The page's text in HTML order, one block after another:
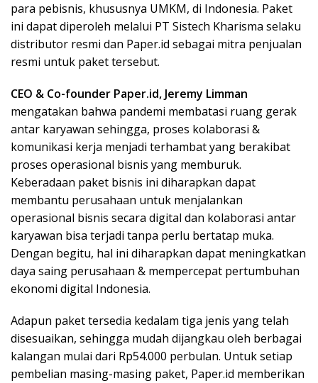
para pebisnis, khususnya UMKM, di Indonesia. Paket
ini dapat diperoleh melalui PT Sistech Kharisma selaku
distributor resmi dan Paper.id sebagai mitra penjualan
resmi untuk paket tersebut.
CEO & Co-founder Paper.id, Jeremy Limman
mengatakan bahwa pandemi membatasi ruang gerak
antar karyawan sehingga, proses kolaborasi &
komunikasi kerja menjadi terhambat yang berakibat
proses operasional bisnis yang memburuk.
Keberadaan paket bisnis ini diharapkan dapat
membantu perusahaan untuk menjalankan
operasional bisnis secara digital dan kolaborasi antar
karyawan bisa terjadi tanpa perlu bertatap muka.
Dengan begitu, hal ini diharapkan dapat meningkatkan
daya saing perusahaan & mempercepat pertumbuhan
ekonomi digital Indonesia.
Adapun paket tersedia kedalam tiga jenis yang telah
disesuaikan, sehingga mudah dijangkau oleh berbagai
kalangan mulai dari Rp54.000 perbulan. Untuk setiap
pembelian masing-masing paket, Paper.id memberikan